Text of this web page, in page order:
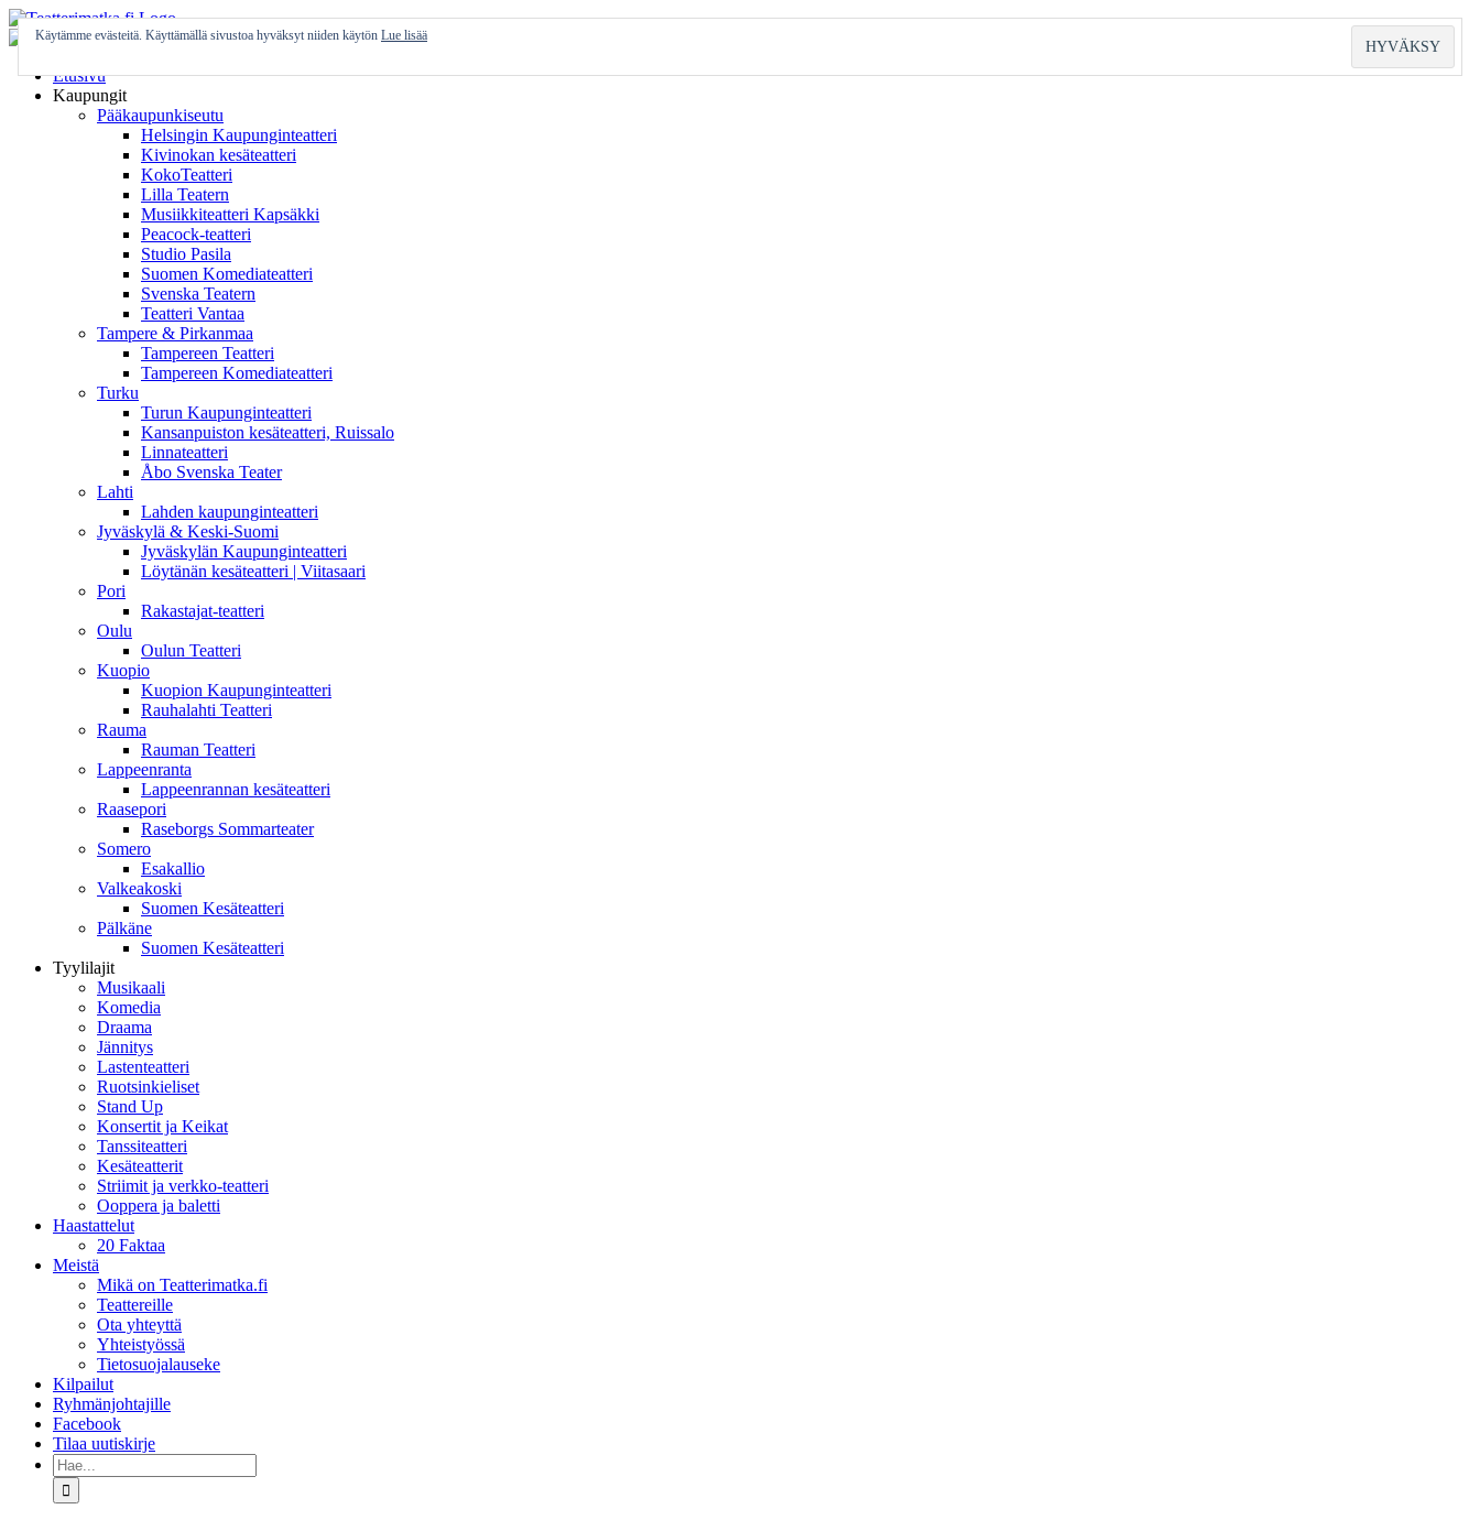
Skip
to
Etusivu
Kaupungit
Pääkaupunkiseutu
Helsingin Kaupunginteatteri
Kivinokan kesäteatteri
KokoTeatteri
Lilla Teatern
Musiikkiteatteri Kapsäkki
Peacock-teatteri
Studio Pasila
Suomen Komediateatteri
Svenska Teatern
Teatteri Vantaa
Tampere & Pirkanmaa
Tampereen Teatteri
Tampereen Komediateatteri
Turku
Turun Kaupunginteatteri
Kansanpuiston kesäteatteri, Ruissalo
Linnateatteri
Åbo Svenska Teater
Lahti
Lahden kaupunginteatteri
Jyväskylä & Keski-Suomi
Jyväskylän Kaupunginteatteri
Löytänän kesäteatteri | Viitasaari
Pori
Rakastajat-teatteri
Oulu
Oulun Teatteri
Kuopio
Kuopion Kaupunginteatteri
Rauhalahti Teatteri
Rauma
Rauman Teatteri
Lappeenranta
Lappeenrannan kesäteatteri
Raasepori
Raseborgs Sommarteater
Somero
Esakallio
Valkeakoski
Suomen Kesäteatteri
Pälkäne
Suomen Kesäteatteri
Tyylilajit
Musikaali
Komedia
Draama
Jännitys
Lastenteatteri
Ruotsinkieliset
Stand Up
Konsertit ja Keikat
Tanssiteatteri
Kesäteatterit
Striimit ja verkko-teatteri
Ooppera ja baletti
Haastattelut
20 Faktaa
Meistä
Mikä on Teatterimatka.fi
Teattereille
Ota yhteyttä
Yhteistyössä
Tietosuojalauseke
Kilpailut
Ryhmänjohtajille
Facebook
Tilaa uutiskirje
Etsi
...
Käytämme evästeitä. Käyttämällä sivustoa hyväksyt niiden käytön Lue lisää